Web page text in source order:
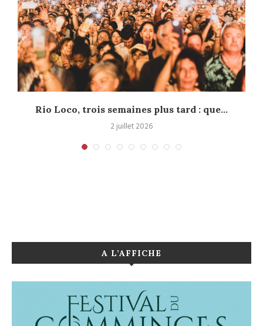
Rio Loco, trois semaines plus tard : que...
2 juillet 2026
A L’AFFICHE